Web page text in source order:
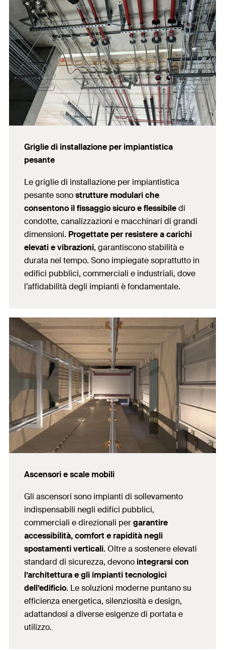
Griglie di installazione per impiantistica
pesante
Le griglie di installazione per impiantistica
pesante sonostrutture modulari che
consentono il fissaggio sicuro e flessibiledi
condotte, canalizzazioni e macchinari di grandi
dimensioni. Progettate per resistere a carichi
elevati e vibrazioni, garantiscono stabilità e
durata nel tempo. Sono impiegate soprattutto in
edifici pubblici, commerciali e industriali, dove
l’affidabilità degli impianti è fondamentale.
Ascensori e scale mobili
Gli ascensori sono impianti di sollevamento
indispensabili negli edifici pubblici,
commerciali e direzionali pergarantire
accessibilità, comfort e rapidità negli
spostamenti verticali. Oltre a sostenere elevati
standard di sicurezza, devono integrarsi con
l’architettura e gli impianti tecnologici
dell’edificio. Le soluzioni moderne puntano su
efficienza energetica, silenziosità e design,
adattandosi a diverse esigenze di portata e
utilizzo.